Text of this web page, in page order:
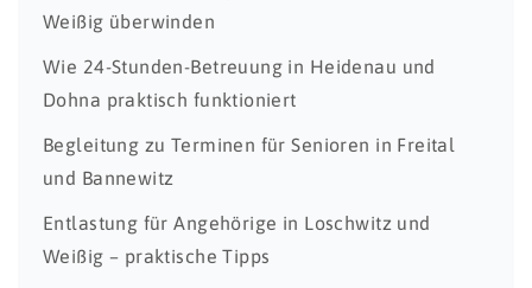
Weißig überwinden
Wie 24-Stunden-Betreuung in Heidenau und
Dohna praktisch funktioniert
Begleitung zu Terminen für Senioren in Freital
und Bannewitz
Entlastung für Angehörige in Loschwitz und
Weißig – praktische Tipps